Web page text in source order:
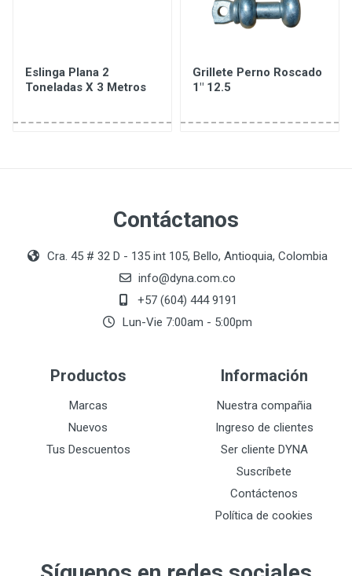
Eslinga Plana 2
Toneladas X 3 Metros
Grillete Perno Roscado
1" 12.5
Contáctanos
Cra. 45 # 32 D - 135 int 105, Bello, Antioquia, Colombia
info@dyna.com.co
+57 (604) 444 9191
Lun-Vie 7:00am - 5:00pm
Productos
Marcas
Nuevos
Tus Descuentos
Información
Nuestra compañia
Ingreso de clientes
Ser cliente DYNA
Suscríbete
Contáctenos
Política de cookies